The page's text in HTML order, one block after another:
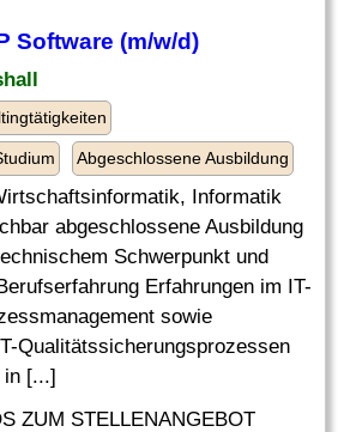
Software (m/w/d)
Abgeschlossene Ausbildung
Informatik
abgeschlossene Ausbildung
Schwerpunkt und
Erfahrungen im IT-
sowie
Qualitätssicherungsprozessen
in [...]
ZUM STELLENANGEBOT